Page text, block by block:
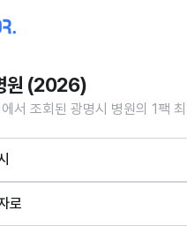
원 (2026)
서 조회된 광명시 병원의 1팩
로